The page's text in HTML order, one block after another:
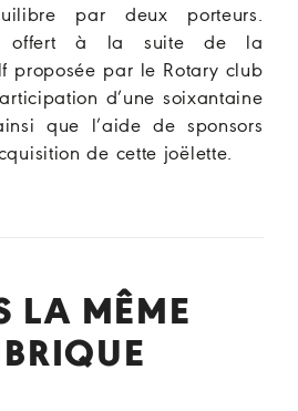
par deux porteurs.
offert à la suite de la
proposée par le Rotary club
d’une soixantaine
que l’aide de sponsors
de cette joëlette.
LA MÊME